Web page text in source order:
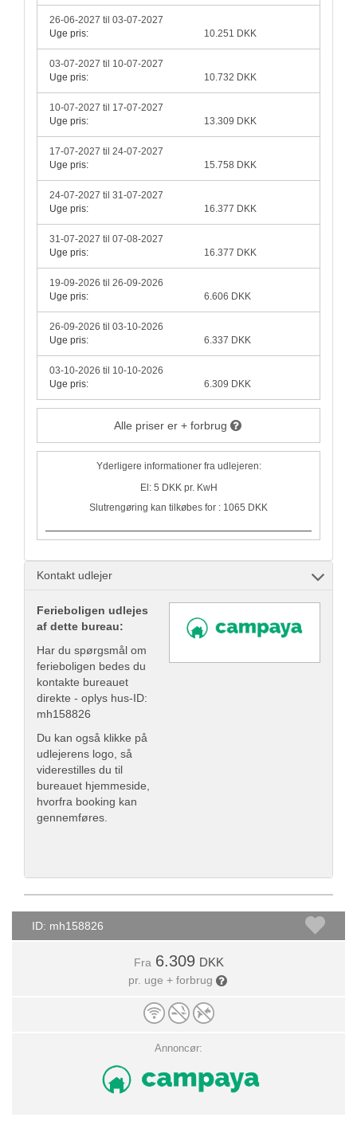
26-06-2027 til 03-07-2027
Uge pris:
10.251 DKK
03-07-2027 til 10-07-2027
Uge pris:
10.732 DKK
10-07-2027 til 17-07-2027
Uge pris:
13.309 DKK
17-07-2027 til 24-07-2027
Uge pris:
15.758 DKK
24-07-2027 til 31-07-2027
Uge pris:
16.377 DKK
31-07-2027 til 07-08-2027
Uge pris:
16.377 DKK
19-09-2026 til 26-09-2026
Uge pris:
6.606 DKK
26-09-2026 til 03-10-2026
Uge pris:
6.337 DKK
03-10-2026 til 10-10-2026
Uge pris:
6.309 DKK
Alle priser er + forbrug
Yderligere informationer fra udlejeren:
El: 5 DKK pr. KwH
Slutrengøring kan tilkøbes for : 1065 DKK
Kontakt udlejer
Ferieboligen udlejes
af dette bureau:
Har du spørgsmål om
ferieboligen bedes du
kontakte bureauet
direkte - oplys hus-ID:
mh158826
Du kan også klikke på
udlejerens logo, så
viderestilles du til
bureauet hjemmeside,
hvorfra booking kan
gennemføres.
ID: mh158826
Fra 6.309 DKK
pr. uge + forbrug
Annoncør: